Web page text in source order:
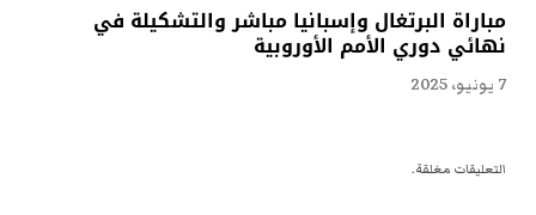
مباراة البرتغال وإسبانيا مباشر والتشكيلة في
نهائي دوري الأمم الأوروبية
7 يونيو، 2025
التعليقات مغلقة.